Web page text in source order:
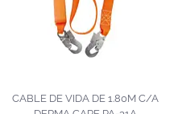
CABLE DE VIDA DE 1.80M C/A